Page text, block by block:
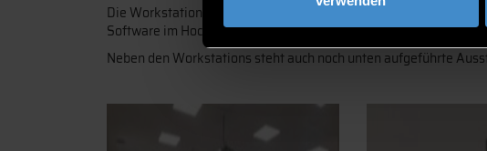
Die Workstations mit starker Grafikkarte (NVIDIA RTX A 5000)
Software im Hochschulnetz ist auch die Verwendung von
Neben den Workstations steht auch noch unten aufgeführte